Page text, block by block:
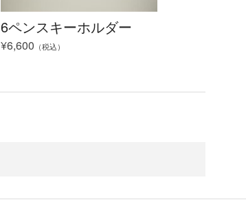
6ペンスキーホルダー
¥6,600 （税込）